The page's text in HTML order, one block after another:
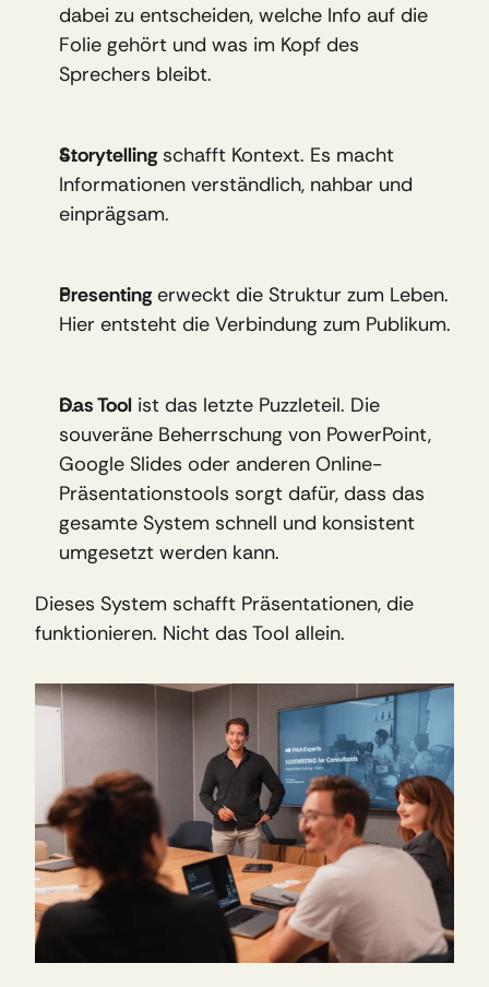
dabei zu entscheiden, welche Info auf die
Folie gehört und was im Kopf des
Sprechers bleibt.
Storytelling schafft Kontext. Es macht
Informationen verständlich, nahbar und
einprägsam.
Presenting erweckt die Struktur zum Leben.
Hier entsteht die Verbindung zum Publikum.
Das Tool ist das letzte Puzzleteil. Die
souveräne Beherrschung von PowerPoint,
Google Slides oder anderen Online-
Präsentationstools sorgt dafür, dass das
gesamte System schnell und konsistent
umgesetzt werden kann.
Dieses System schafft Präsentationen, die
funktionieren. Nicht das Tool allein.